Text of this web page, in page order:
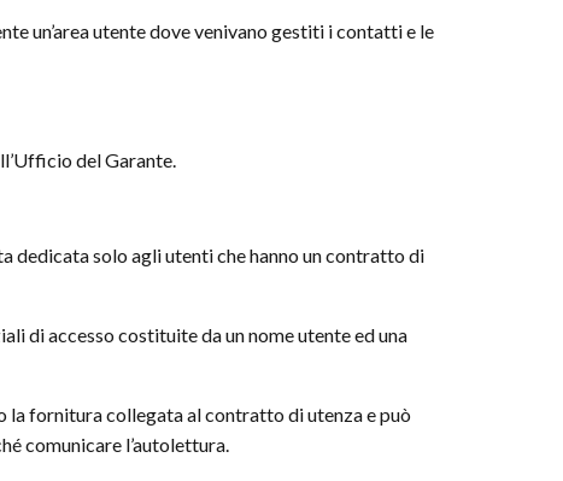
un’area utente dove venivano gestiti i contatti e le
del Garante.
dedicata solo agli utenti che hanno un contratto di
di accesso costituite da un nome utente ed una
la fornitura collegata al contratto di utenza e può
comunicare l’autolettura.